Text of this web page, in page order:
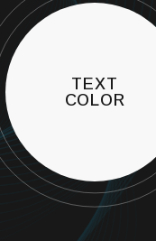
TEXT
COLOR